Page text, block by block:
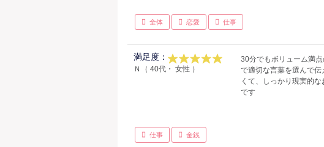
全体 恋愛 仕事
満足度：
Ｎ（ 40代・ 女性 ）
30分でもボリューム満
で適切な言葉を選んで
くて、しっかり現実的
です
仕事 金銭